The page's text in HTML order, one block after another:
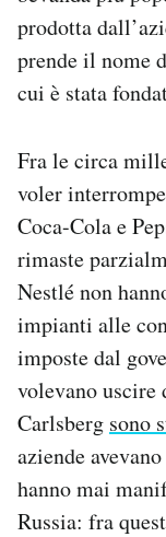
prodotta
prende il nome
cui è stata
Fra le circa
voler
Coca-Cola e
rimaste
Nestlé non
impianti alle
imposte dal
volevano
Carlsberg sono
aziende
hanno mai
Russia: fra